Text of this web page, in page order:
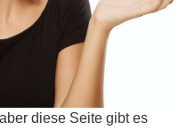
diese Seite gibt es